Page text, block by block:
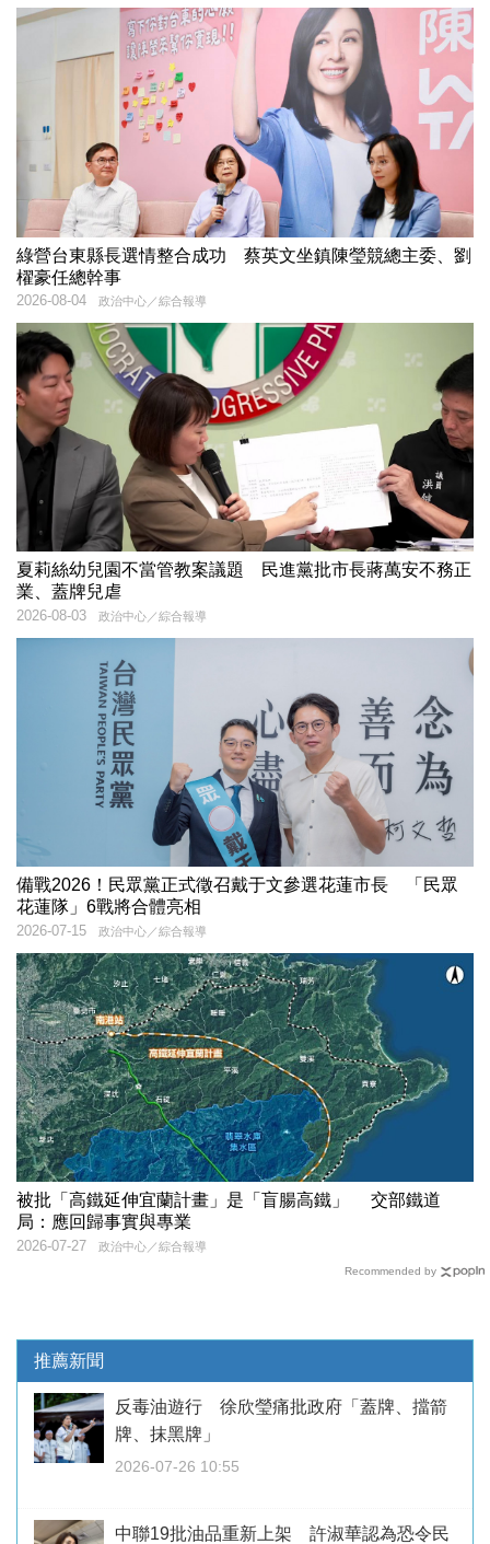
綠營台東縣長選情整合成功 蔡英文坐鎮陳瑩競總主委、劉
櫂豪任總幹事
政治中心／綜合報導
2026-08-04
夏莉絲幼兒園不當管教案議題 民進黨批市長蔣萬安不務正
業、蓋牌兒虐
政治中心／綜合報導
2026-08-03
備戰2026！民眾黨正式徵召戴于文參選花蓮市長 「民眾
花蓮隊」6戰將合體亮相
政治中心／綜合報導
2026-07-15
被批「高鐵延伸宜蘭計畫」是「盲腸高鐵」 交部鐵道
局：應回歸事實與專業
政治中心／綜合報導
2026-07-27
Recommended by
推薦新聞
反毒油遊行 徐欣瑩痛批政府「蓋牌、擋箭
牌、抹黑牌」
2026-07-26 10:55
中聯19批油品重新上架 許淑華認為恐令民